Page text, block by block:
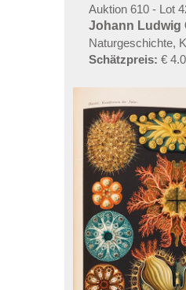
Auktion 610 - Lot
Johann Ludwig
Naturgeschichte,
Schätzpreis: €